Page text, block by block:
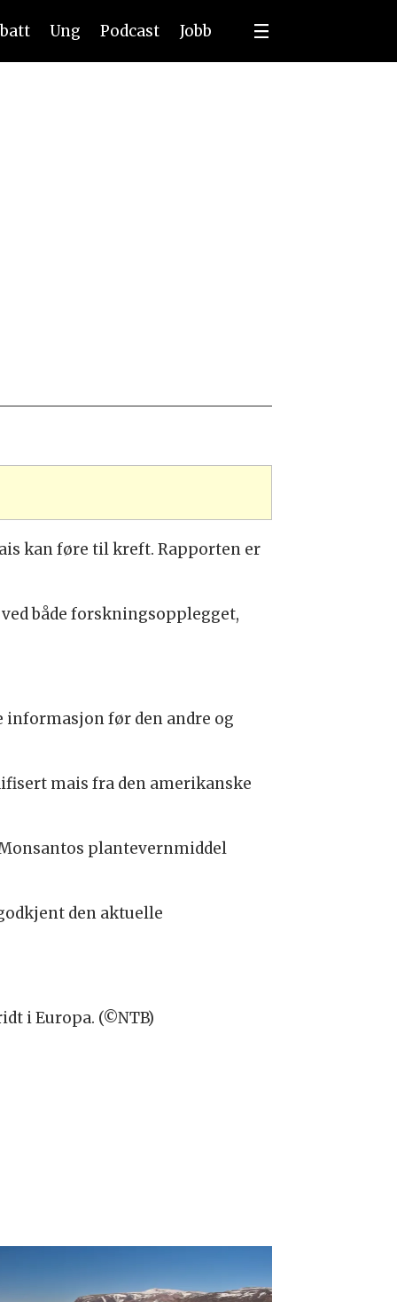
Ung Podcast Jobb
kan føre til kreft. Rapporten er
både forskningsopplegget,
før den andre og
mais fra den amerikanske
plantevernmiddel
den aktuelle
i Europa. (©NTB)